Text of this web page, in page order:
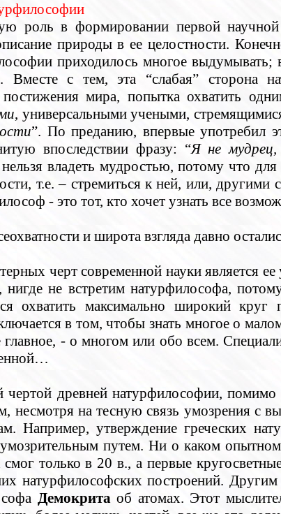
роль в формировании первой
природы в ее целостности.
приходилось многое
Вместе с тем, эта “слабая” сторона
постижения мира, попытка охватить
, универсальными учеными,
”. По преданию, впервые употребил
впоследствии фразу: “Я не
владеть мудростью, потому что
т.е. – стремиться к ней, или,
- это тот, кто хочет узнать все
и широта взгляда давно
черт современной науки является
нигде не встретим натурфилософа,
охватить максимально широкий
в том, чтобы знать многое о
главное, - о многом или обо всем.
чертой древней натурфилософии,
несмотря на тесную связь умозрения с
Например, утверждение греческих
путем. Ни о каком
смог только в 20 в., а первые
натурфилософских построений.
Демокритаоб атомах. Этот